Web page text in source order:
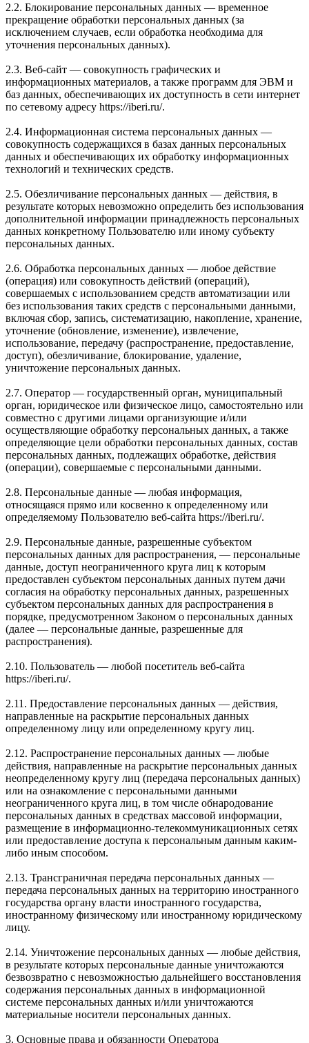
2.2. Блокирование персональных данных — временное
прекращение обработки персональных данных (за
исключением случаев, если обработка необходима для
уточнения персональных данных).
2.3. Веб-сайт — совокупность графических и
информационных материалов, а также программ для ЭВМ и
баз данных, обеспечивающих их доступность в сети интернет
по сетевому адресу https://iberi.ru/.
2.4. Информационная система персональных данных —
совокупность содержащихся в базах данных персональных
данных и обеспечивающих их обработку информационных
технологий и технических средств.
2.5. Обезличивание персональных данных — действия, в
результате которых невозможно определить без использования
дополнительной информации принадлежность персональных
данных конкретному Пользователю или иному субъекту
персональных данных.
2.6. Обработка персональных данных — любое действие
(операция) или совокупность действий (операций),
совершаемых с использованием средств автоматизации или
без использования таких средств с персональными данными,
включая сбор, запись, систематизацию, накопление, хранение,
уточнение (обновление, изменение), извлечение,
использование, передачу (распространение, предоставление,
доступ), обезличивание, блокирование, удаление,
уничтожение персональных данных.
2.7. Оператор — государственный орган, муниципальный
орган, юридическое или физическое лицо, самостоятельно или
совместно с другими лицами организующие и/или
осуществляющие обработку персональных данных, а также
определяющие цели обработки персональных данных, состав
персональных данных, подлежащих обработке, действия
(операции), совершаемые с персональными данными.
2.8. Персональные данные — любая информация,
относящаяся прямо или косвенно к определенному или
определяемому Пользователю веб-сайта https://iberi.ru/.
2.9. Персональные данные, разрешенные субъектом
персональных данных для распространения, — персональные
данные, доступ неограниченного круга лиц к которым
предоставлен субъектом персональных данных путем дачи
согласия на обработку персональных данных, разрешенных
субъектом персональных данных для распространения в
порядке, предусмотренном Законом о персональных данных
(далее — персональные данные, разрешенные для
распространения).
2.10. Пользователь — любой посетитель веб-сайта
https://iberi.ru/.
2.11. Предоставление персональных данных — действия,
направленные на раскрытие персональных данных
определенному лицу или определенному кругу лиц.
2.12. Распространение персональных данных — любые
действия, направленные на раскрытие персональных данных
неопределенному кругу лиц (передача персональных данных)
или на ознакомление с персональными данными
неограниченного круга лиц, в том числе обнародование
персональных данных в средствах массовой информации,
размещение в информационно-телекоммуникационных сетях
или предоставление доступа к персональным данным каким-
либо иным способом.
2.13. Трансграничная передача персональных данных —
передача персональных данных на территорию иностранного
государства органу власти иностранного государства,
иностранному физическому или иностранному юридическому
лицу.
2.14. Уничтожение персональных данных — любые действия,
в результате которых персональные данные уничтожаются
безвозвратно с невозможностью дальнейшего восстановления
содержания персональных данных в информационной
системе персональных данных и/или уничтожаются
материальные носители персональных данных.
3. Основные права и обязанности Оператора